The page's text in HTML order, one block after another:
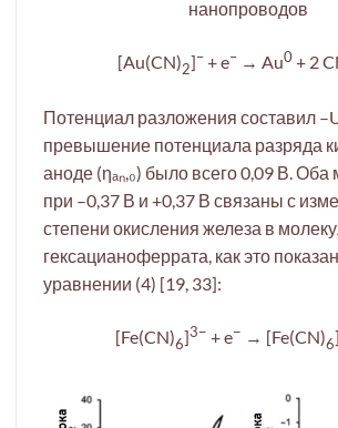
нанопроводов
[Au(CN)2]–+ e–→ Au0+ 2
Потенциал разложения составил
превышение потенциала разряда
аноде (ηₐₙ,₀) было всего 0,09 В.
при –0,37 В и +0,37 В связаны с
степени окисления железа в
гексацианоферрата, как это
уравнении (4) [19, 33]:
[Fe(CN)6]3− + e− → [Fe(CN)6]